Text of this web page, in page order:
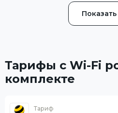
Тарифы с Wi-Fi
комплекте
Тариф